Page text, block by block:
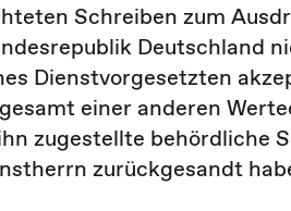
Schreiben zum
Deutschland
Dienstvorgesetzten
einer anderen
zugestellte behördliche
zurückgesandt